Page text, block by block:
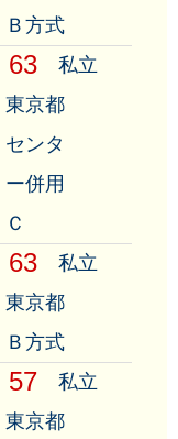
Ｂ方式
63
私立
東京都
センタ
ー併用
Ｃ
63
私立
東京都
Ｂ方式
57
私立
東京都